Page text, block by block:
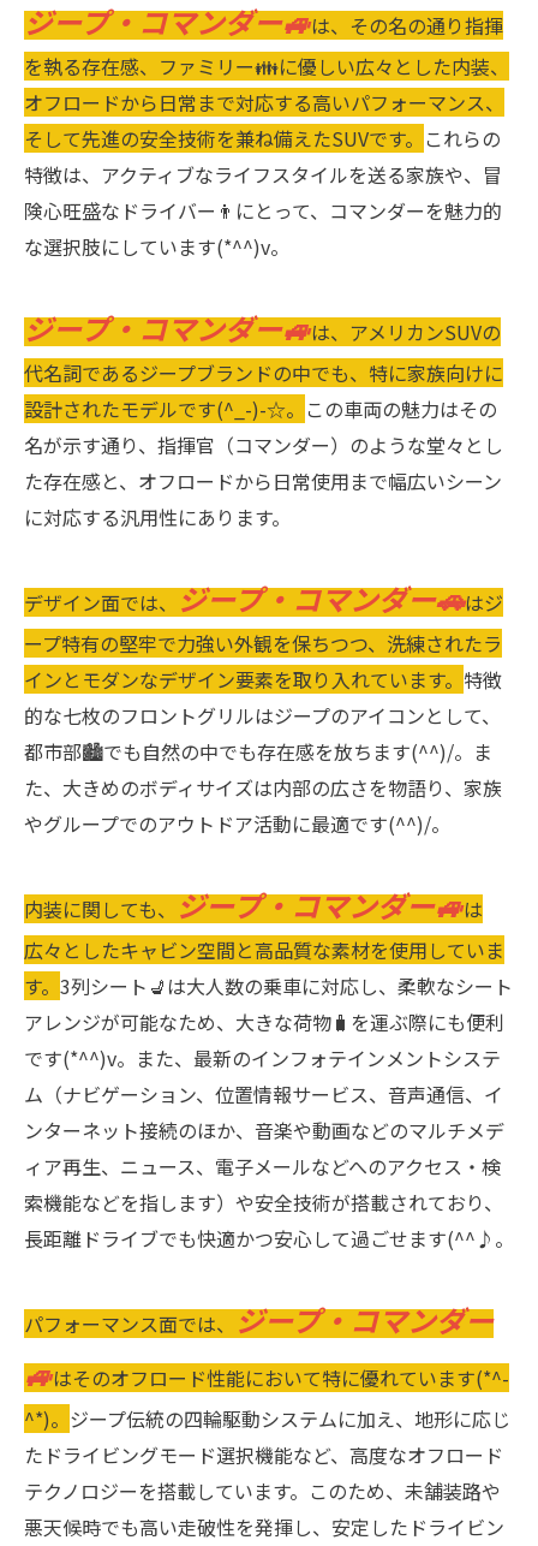
ジープ・コマンダー🚙は、その名の通り指揮
を執る存在感、ファミリー👪に優しい広々とした内装、
オフロードから日常まで対応する高いパフォーマンス、
そして先進の安全技術を兼ね備えたSUVです。 これらの
特徴は、アクティブなライフスタイルを送る家族や、冒
険心旺盛なドライバー👨にとって、コマンダーを魅力的
な選択肢にしています(*^^)v。
ジープ・コマンダー🚙は、アメリカンSUVの
代名詞であるジープブランドの中でも、特に家族向けに
設計されたモデルです(^_-)-☆。 この車両の魅力はその
名が示す通り、指揮官（コマンダー）のような堂々とし
た存在感と、オフロードから日常使用まで幅広いシーン
に対応する汎用性にあります。
デザイン面では、 ジープ・コマンダー🚗はジ
ープ特有の堅牢で力強い外観を保ちつつ、洗練されたラ
インとモダンなデザイン要素を取り入れています。 特徴
的な七枚のフロントグリルはジープのアイコンとして、
都市部🏙でも自然の中でも存在感を放ちます(^^)/。ま
た、大きめのボディサイズは内部の広さを物語り、家族
やグループでのアウトドア活動に最適です(^^)/。
内装に関しても、 ジープ・コマンダー🚙は
広々としたキャビン空間と高品質な素材を使用していま
す。 3列シート💺は大人数の乗車に対応し、柔軟なシート
アレンジが可能なため、大きな荷物🧳を運ぶ際にも便利
です(*^^)v。また、最新のインフォテインメントシステ
ム（ナビゲーション、位置情報サービス、音声通信、イ
ンターネット接続のほか、音楽や動画などのマルチメデ
ィア再生、ニュース、電子メールなどへのアクセス・検
索機能などを指します）や安全技術が搭載されており、
長距離ドライブでも快適かつ安心して過ごせます(^^♪。
パフォーマンス面では、 ジープ・コマンダー
🚙はそのオフロード性能において特に優れています(*^-
^*)。 ジープ伝統の四輪駆動システムに加え、地形に応じ
たドライビングモード選択機能など、高度なオフロード
テクノロジーを搭載しています。このため、未舗装路や
悪天候時でも高い走破性を発揮し、安定したドライビン